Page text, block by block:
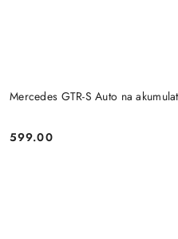
Mercedes GTR-S Auto na
Cena:
599.00